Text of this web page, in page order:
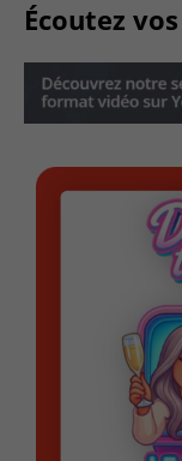
Écoutez